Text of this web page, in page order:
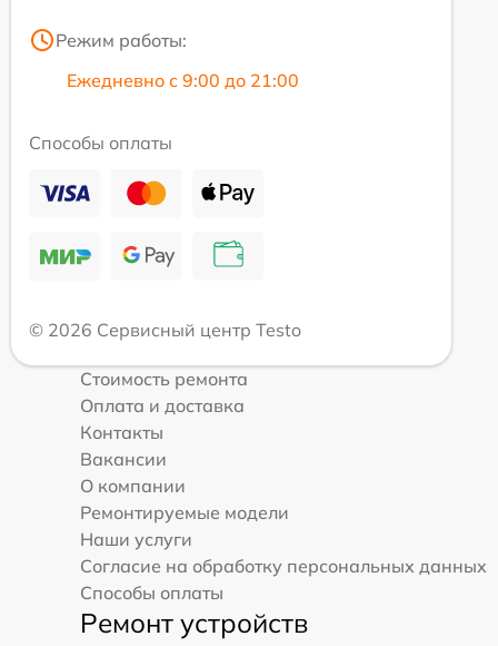
Режим работы:
Ежедневно с 9:00 до 21:00
Способы оплаты
© 2026 Сервисный центр Testo
Стоимость ремонта
Оплата и доставка
Контакты
Вакансии
О компании
Ремонтируемые модели
Наши услуги
Согласие на обработку персональных данных
Способы оплаты
Ремонт устройств